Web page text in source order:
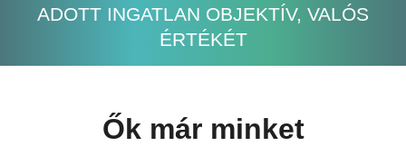
ADOTT INGATLAN OBJEKTÍV, VALÓS
ÉRTÉKÉT
Ők már minket